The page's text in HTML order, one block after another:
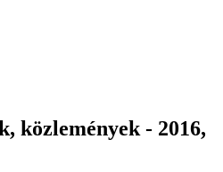
közlemények - 2016,